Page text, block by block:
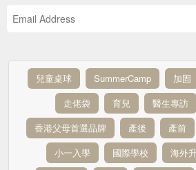
兒童桌球 SummerCamp 加固
走佬袋
育兒 醫生專訪
香港父母首選品牌
產後 產前
小一入學
國際學校 海外